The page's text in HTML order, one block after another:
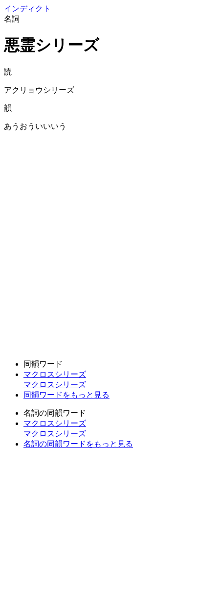
インディクト
名詞
悪霊シリーズ
読
アクリョウシリーズ
韻
あうおういいいう
同韻ワード
マクロスシリーズ
マクロスシリーズ
同韻ワードをもっと見る
名詞の同韻ワード
マクロスシリーズ
マクロスシリーズ
名詞の同韻ワードをもっと見る